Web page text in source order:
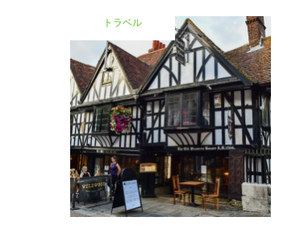
トラベル